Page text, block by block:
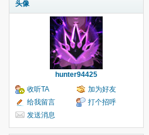
头像
hunter94425
收听TA
加为好友
给我留言
打个招呼
发送消息